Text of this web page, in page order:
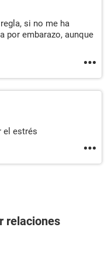
si no me ha
por embarazo, aunque
el estrés
relaciones